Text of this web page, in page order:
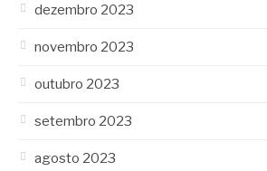
dezembro 2023
novembro 2023
outubro 2023
setembro 2023
agosto 2023